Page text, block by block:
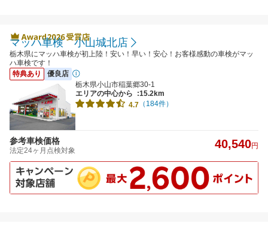
マッハ車検 小山城北店
栃木県にマッハ車検が初上陸！安い！早い！安心！お客様感動の車検がマッ
ハ車検です！
特典あり
優良店
栃木県小山市稲葉郷30-1
エリアの中心から
:15.2km
4.7 （184件）
参考車検価格
法定24ヶ月点検対象 40,540円